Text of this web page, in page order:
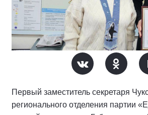
Первый заместитель секретаря
регионального отделения партии